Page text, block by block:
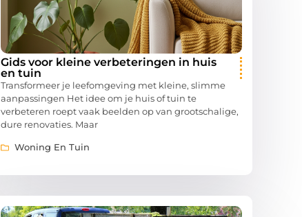
Gids voor kleine verbeteringen in huis
en tuin
Transformeer je leefomgeving met kleine, slimme
aanpassingen Het idee om je huis of tuin te
verbeteren roept vaak beelden op van grootschalige,
dure renovaties. Maar
Woning En Tuin